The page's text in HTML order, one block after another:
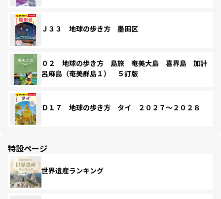
Ｊ３３ 地球の歩き方 墨田区
０２ 地球の歩き方 島旅 奄美大島 喜界島 加計
呂麻島（奄美群島１） ５訂版
Ｄ１７ 地球の歩き方 タイ ２０２７～２０２８
特設ページ
世界遺産ランキング